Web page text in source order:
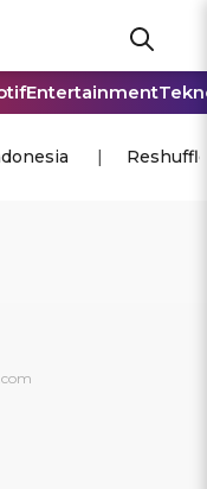
Entertainment